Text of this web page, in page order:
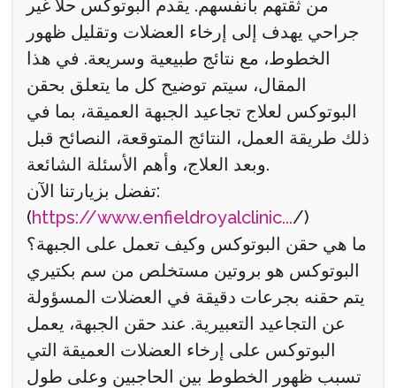
من ثقتهم بأنفسهم. يقدم البوتوكس حلاً غير
جراحي يهدف إلى إرخاء العضلات وتقليل ظهور
الخطوط، مع نتائج طبيعية وسريعة. في هذا
المقال، سيتم توضيح كل ما يتعلق بحقن
البوتوكس لعلاج تجاعيد الجبهة العميقة، بما في
ذلك طريقة العمل، النتائج المتوقعة، النصائح قبل
وبعد العلاج، وأهم الأسئلة الشائعة.
تفضل بزيارتنا الآن:
(https://www.enfieldroyalclinic.../)
ما هي حقن البوتوكس وكيف تعمل على الجبهة؟
البوتوكس هو بروتين مستخلص من سم بكتيري
يتم حقنه بجرعات دقيقة في العضلات المسؤولة
عن التجاعيد التعبيرية. عند حقن الجبهة، يعمل
البوتوكس على إرخاء العضلات العميقة التي
تسبب ظهور الخطوط بين الحاجبين وعلى طول